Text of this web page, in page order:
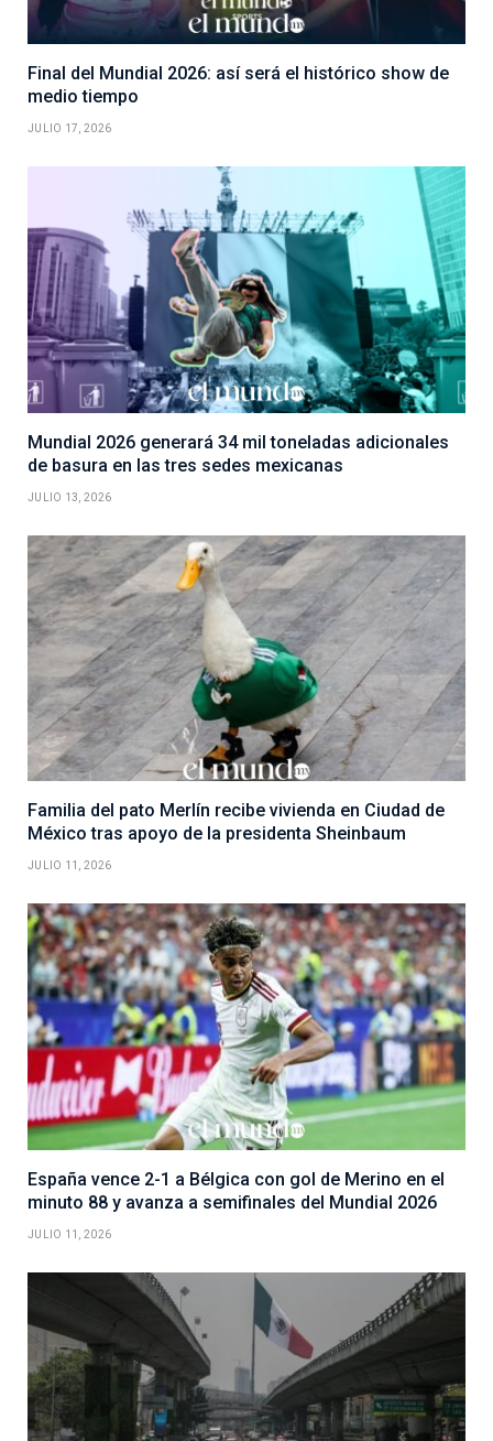
Final del Mundial 2026: así será el histórico show de
medio tiempo
JULIO 17, 2026
Mundial 2026 generará 34 mil toneladas adicionales
de basura en las tres sedes mexicanas
JULIO 13, 2026
Familia del pato Merlín recibe vivienda en Ciudad de
México tras apoyo de la presidenta Sheinbaum
JULIO 11, 2026
España vence 2-1 a Bélgica con gol de Merino en el
minuto 88 y avanza a semifinales del Mundial 2026
JULIO 11, 2026